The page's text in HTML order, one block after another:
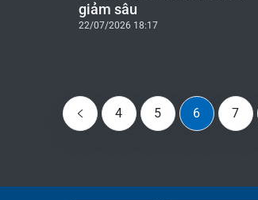
giảm sâu
22/07/2026 18:17
4 5 6 7